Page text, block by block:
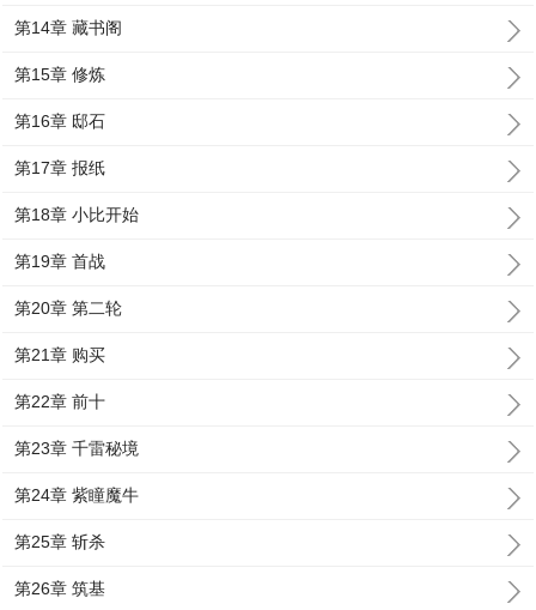
第14章 藏书阁
第15章 修炼
第16章 邸石
第17章 报纸
第18章 小比开始
第19章 首战
第20章 第二轮
第21章 购买
第22章 前十
第23章 千雷秘境
第24章 紫瞳魔牛
第25章 斩杀
第26章 筑基